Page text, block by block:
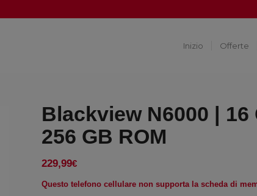
Inizio Offerte
Blackview N6000 | 16
256 GB ROM
229,99€
Questo telefono cellulare non supporta la scheda di